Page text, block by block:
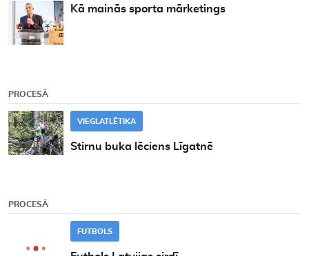
Kā mainās sporta mārketings
PROCESĀ
VIEGLATLĒTIKA
Stirnu buka lēciens Līgatnē
PROCESĀ
FUTBOLS